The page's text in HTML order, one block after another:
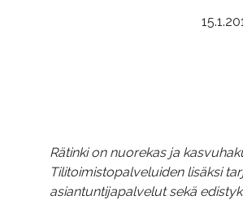
Rätinki on nuorekas ja
Tilitoimistopalveluiden lisäksi
asiantuntijapalvelut sekä